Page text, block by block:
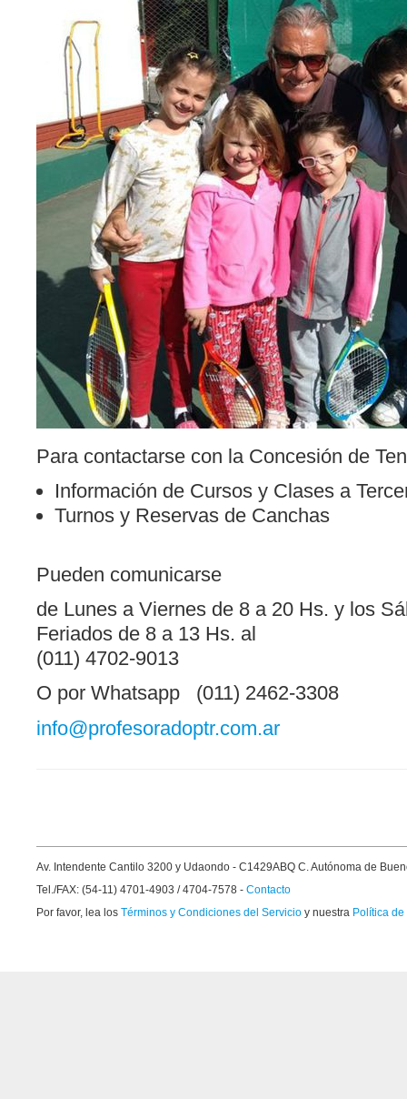
Para contactarse con la Concesión de
Información de Cursos y Clases a
Turnos y Reservas de Canchas
Pueden comunicarse
de Lunes a Viernes de 8 a 20 Hs. y los
Feriados de 8 a 13 Hs. al
(011) 4702-9013
O por Whatsapp (011) 2462-3308
info@profesoradoptr.com.ar
Av. Intendente Cantilo 3200 y Udaondo - C1429ABQ C. Autónoma de
Tel./FAX: (54-11) 4701-4903 / 4704-7578 - Contacto
Por favor, lea los Términos y Condiciones del Servicio y nuestra Política